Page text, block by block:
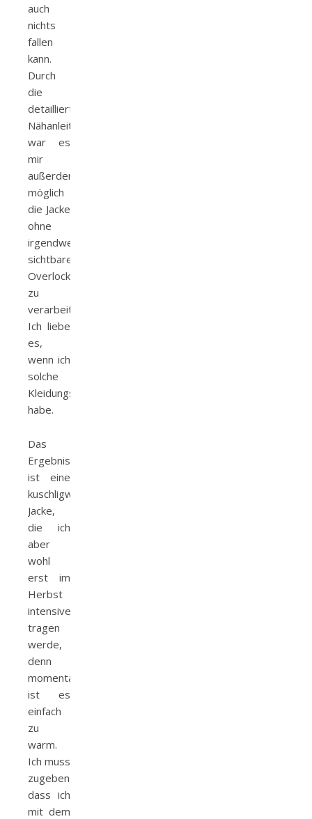
auch
nichts
fallen
kann.
Durch
die
detaillierte
Nähanleitung
war es
mir
außerdem
möglich
die Jacke
ohne
irgendwelche
sichtbaren
Overlocknähte
zu
verarbeiten.
Ich liebe
es,
wenn ich
solche
Kleidungsstücke
habe.
Das
Ergebnis
ist eine
kuschligweiche
Jacke,
die ich
aber
wohl
erst im
Herbst
intensiver
tragen
werde,
denn
momentan
ist es
einfach
zu
warm.
Ich muss
zugeben,
dass ich
mit dem